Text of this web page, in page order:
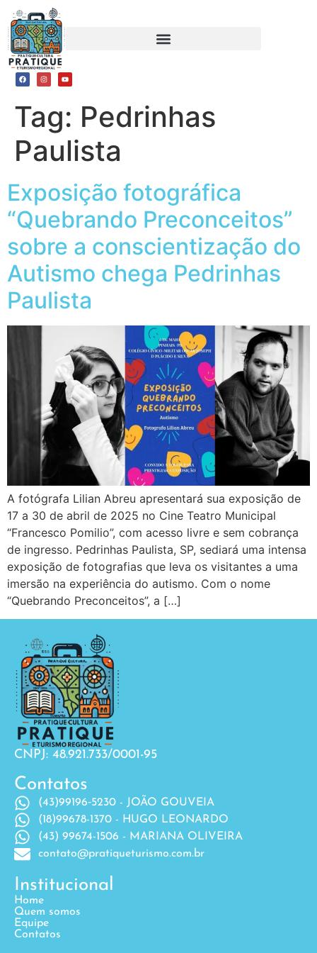
Tag: Pedrinhas
Paulista
Exposição fotográfica
“Quebrando Preconceitos”
sobre a conscientização do
Autismo chega Pedrinhas
Paulista
A fotógrafa Lilian Abreu apresentará sua exposição de
17 a 30 de abril de 2025 no Cine Teatro Municipal
“Francesco Pomilio”, com acesso livre e sem cobrança
de ingresso. Pedrinhas Paulista, SP, sediará uma intensa
exposição de fotografias que leva os visitantes a uma
imersão na experiência do autismo. Com o nome
“Quebrando Preconceitos”, a […]
CNPJ: 48.921.733/0001-95
Contatos
(43)99196‐5230 - JOÃO GOUVEIA
(18)99678-1370 - HUGO LEONARDO
(43) 99674-1506 - MARIANA OLIVEIRA
contato@pratiqueturismo.com.br
Institucional
Home
Quem somos
Equipe
Contatos